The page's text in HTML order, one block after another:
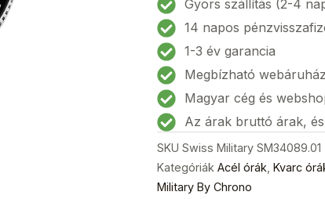
Női
karóra
37mm
20
ATM
mennyiség
Gyors szállítás (2-4
14 napos
1-3 év garancia
Megbízható webáruház
Magyar cég és
Az árak bruttó árak,
SKU Swiss Military SM34089.01
Kategóriák Acél órák Kvarc
Military By Chrono